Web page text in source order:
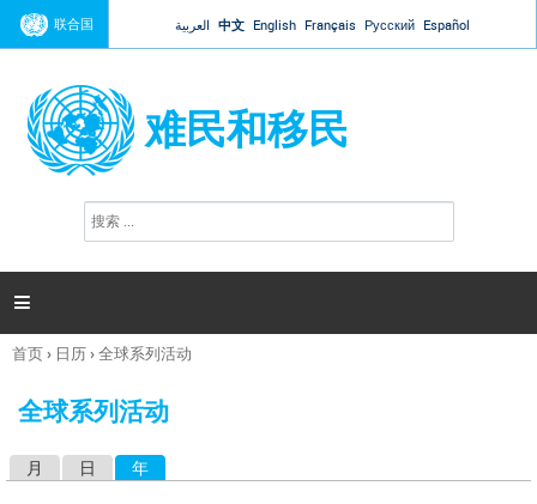
Jump to navigation
联合国 العربية 中文 English Français Русский Español
难民和移民
搜
索

你
这
首页› 日历›全球系列活动
全球系列活动
月 日 年